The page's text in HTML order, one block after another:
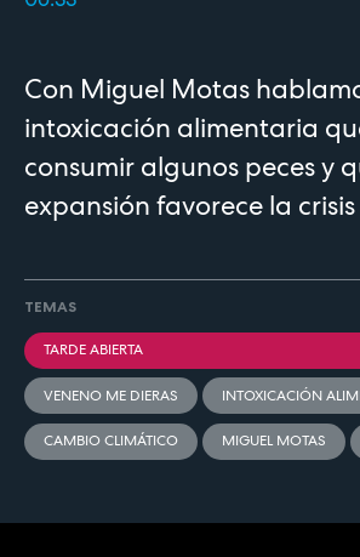
Con Miguel Motas
intoxicación alimentaria
consumir algunos peces y
expansión favorece la
TEMAS
TARDE ABIERTA
VENENO ME DIERAS INTOXICACIÓN
CAMBIO CLIMÁTICO MIGUEL MOTAS